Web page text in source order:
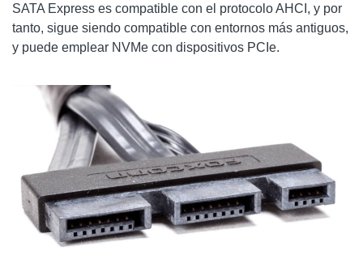
SATA Express es compatible con el protocolo AHCI, y por
tanto, sigue siendo compatible con entornos más antiguos,
y puede emplear NVMe con dispositivos PCIe.